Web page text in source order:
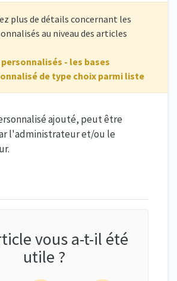
plus de détails concernant les
au niveau des articles
- les bases
de type choix parmi liste
ajouté, peut être
l'administrateur et/ou le
vous a-t-il été
utile ?